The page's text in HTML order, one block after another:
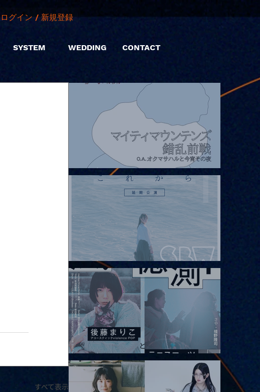
ログイン / 新規登録
SYSTEM WEDDING CONTACT
すべて表示
2026.08.07 |【観覧】マイティマウンテンズpresents. “HALL-IN-
2026.08.08 |【観覧】Oaiko pre.「これから」延期公演 Blurred
City Lights × 17歳とベルリンの壁
2026.08.10 |【観覧】「巷のmyストーリー/風の憶測1～後藤まりこ
アコースティックviolence POPとテニスコーツ」